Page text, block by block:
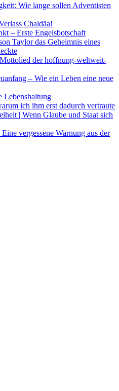
Wie lange sollen Adventisten
Chaldäa!
– Erste Engelsbotschaft
Taylor das Geheimnis eines
der hoffnung-weltweit-
– Wie ein Leben eine neue
Lebenshaltung
ich ihm erst dadurch vertraute
| Wenn Glaube und Staat sich
vergessene Warnung aus der